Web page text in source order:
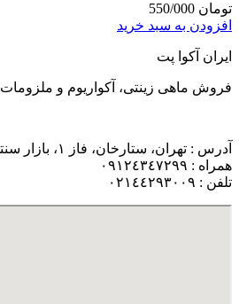
تومان
افزودن به سبد خرید
ایران آکوا پت
فروش ماهی زینتی، آکواریوم و ملزومات
آدرس : تهران، ستارخان، فاز ١، بازار سنتی ستارخان، پلاک ١/١١٦
همراه : ٠٩١٢٤٣٤٧٢٩٩
تلفن : ٠٢١٤٤٢٩٣٠٠٩